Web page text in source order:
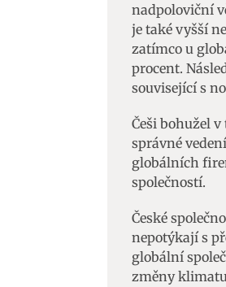
nadpoloviční
je také vyšší
zatímco u
procent.
související s
Češi bohužel
správné
globálních
společností.
České
nepotýkají s
globální
změny